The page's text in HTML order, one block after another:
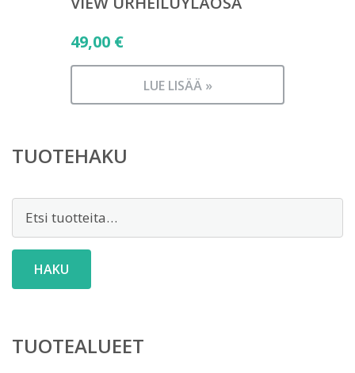
49,00 €
LUE LISÄÄ »
TUOTEHAKU
Etsi:
HAKU
TUOTEALUEET